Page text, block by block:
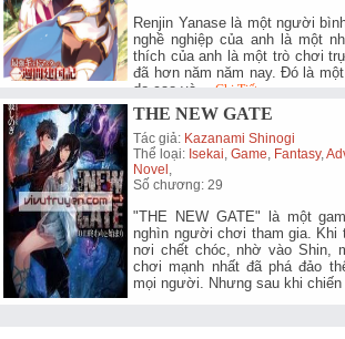
Renjin Yanase là một người
nghề nghiệp của anh là một
thích của anh là một trò chơi
đã hơn năm năm nay. Đó là
do cao và…Chi Tiết.
THE NEW GATE
Tác giả: Kazanami Shinogi
Thể loại: Isekai ,Game Fantasy,
Novel
Số chương: 29
"THE NEW GATE" là một
nghìn người chơi tham gia. Khi
nơi chết chóc, nhờ vào Shin,
chơi mạnh nhất đã phá đảo
mọi người. Nhưng sau khi